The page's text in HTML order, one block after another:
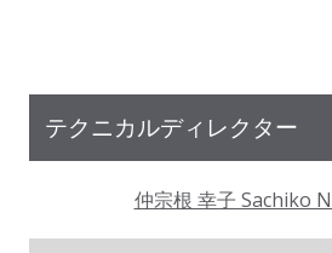
テクニカルディレクター
仲宗根 幸子 Sachiko